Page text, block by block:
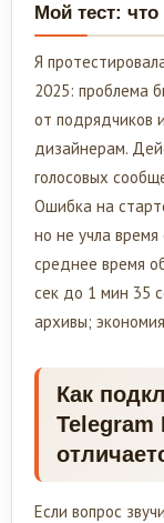
Мой тест:
Я
2025: проблема
от подрядчиков
дизайнерам.
голосовых
Ошибка на
но не учла время
среднее время
сек до 1 мин 35
архивы;
Как
Telegram
Если вопрос